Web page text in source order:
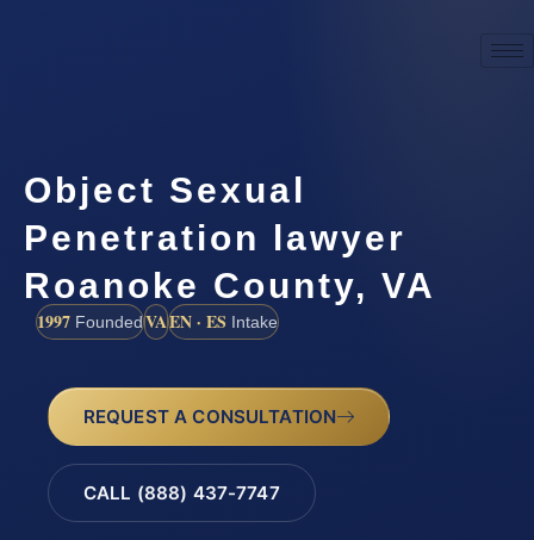
Object Sexual
Penetration lawyer
Roanoke County, VA
1997 FoundedVAEN · ES Intake
REQUEST A CONSULTATION
CALL (888) 437-7747